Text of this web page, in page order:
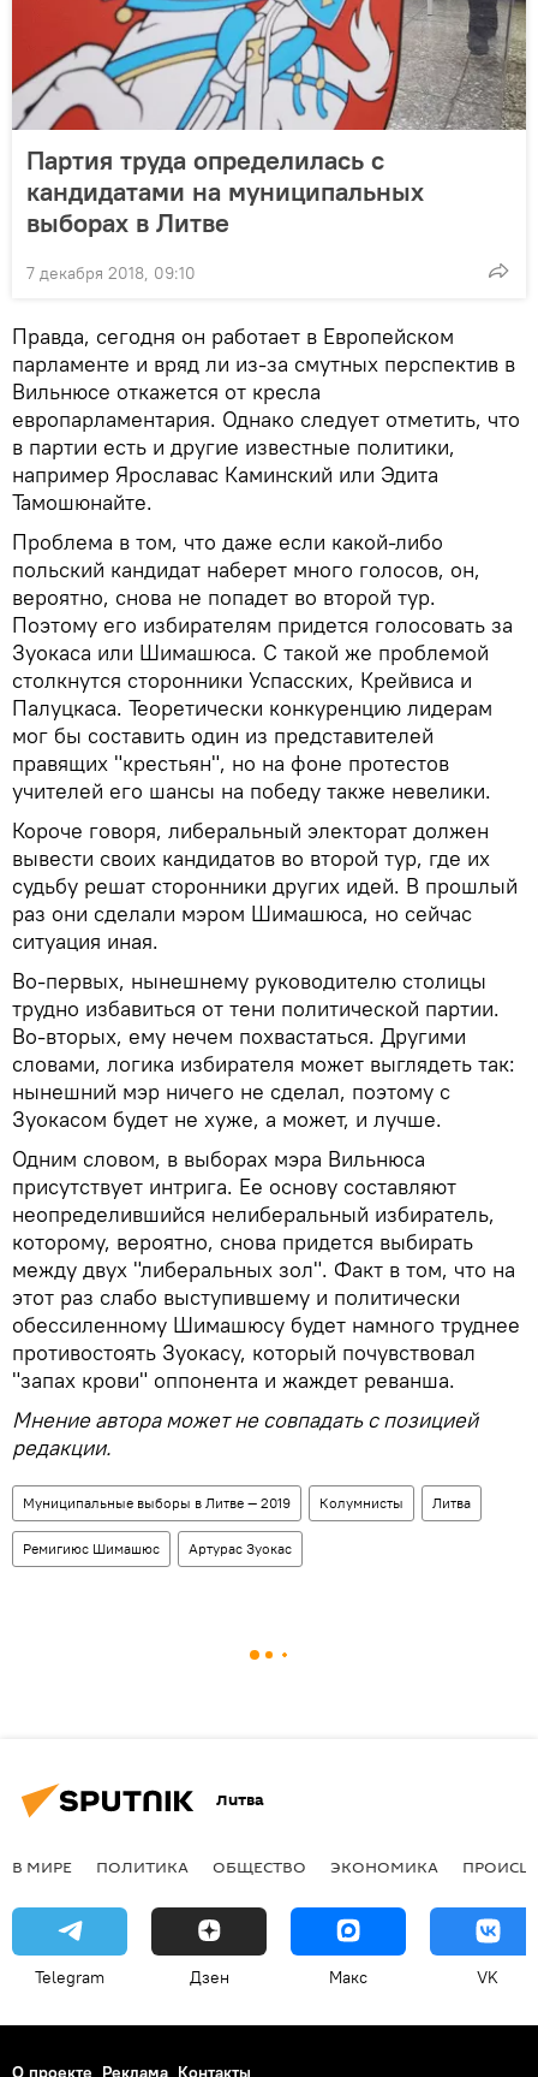
Партия труда определилась с
кандидатами на муниципальных
выборах в Литве
7 декабря 2018, 09:10
Правда, сегодня он работает в Европейском
парламенте и вряд ли из-за смутных перспектив в
Вильнюсе откажется от кресла
европарламентария. Однако следует отметить, что
в партии есть и другие известные политики,
например Ярославас Каминский или Эдита
Тамошюнайте.
Проблема в том, что даже если какой-либо
польский кандидат наберет много голосов, он,
вероятно, снова не попадет во второй тур.
Поэтому его избирателям придется голосовать за
Зуокаса или Шимашюса. С такой же проблемой
столкнутся сторонники Успасских, Крейвиса и
Палуцкаса. Теоретически конкуренцию лидерам
мог бы составить один из представителей
правящих "крестьян", но на фоне протестов
учителей его шансы на победу также невелики.
Короче говоря, либеральный электорат должен
вывести своих кандидатов во второй тур, где их
судьбу решат сторонники других идей. В прошлый
раз они сделали мэром Шимашюса, но сейчас
ситуация иная.
Во-первых, нынешнему руководителю столицы
трудно избавиться от тени политической партии.
Во-вторых, ему нечем похвастаться. Другими
словами, логика избирателя может выглядеть так:
нынешний мэр ничего не сделал, поэтому с
Зуокасом будет не хуже, а может, и лучше.
Одним словом, в выборах мэра Вильнюса
присутствует интрига. Ее основу составляют
неопределившийся нелиберальный избиратель,
которому, вероятно, снова придется выбирать
между двух "либеральных зол". Факт в том, что на
этот раз слабо выступившему и политически
обессиленному Шимашюсу будет намного труднее
противостоять Зуокасу, который почувствовал
"запах крови" оппонента и жаждет реванша.
Мнение автора может не совпадать с позицией
редакции.
Муниципальные выборы в Литве — 2019 Колумнисты Литва
Ремигиюс Шимашюс Артурас Зуокас
Литва
В МИРЕ ПОЛИТИКА ОБЩЕСТВО ЭКОНОМИКА
Telegram Дзен Макс VK
О проекте Реклама Контакты